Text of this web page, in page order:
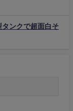
タンクで超面白そ